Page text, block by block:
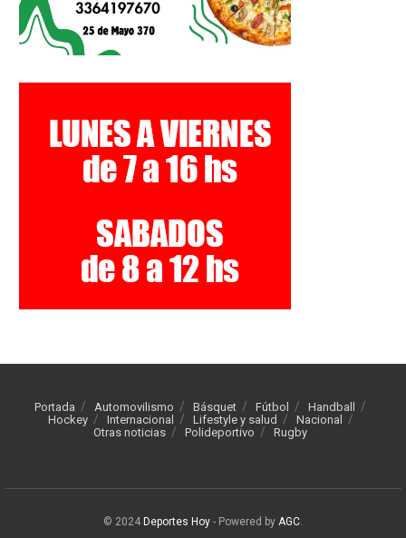
Portada Automovilismo Básquet Fútbol
Handball
Hockey
Internacional Lifestyle y salud
Nacional
Otras noticias
Polideportivo Rugby
© 2024 Deportes Hoy - Powered by AGC